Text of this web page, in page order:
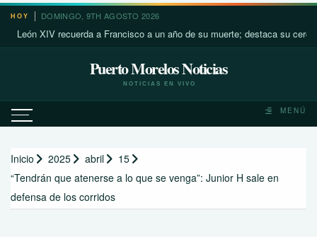
Saltar
contenido
HOY DOMINGO, 9TH AGOSTO 2026
XIV recuerda a Francisco a un año de su muerte; destaca su cercanía
Puerto Morelos Noticias
NOTICIAS EN VIVO
MENÚ
Inicio 2025 abril
15
“Tendrán que atenerse a lo que se venga”: Junior H sale en
defensa de los corridos